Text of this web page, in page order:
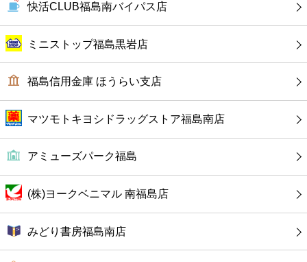
快活CLUB福島南バイパス店
ミニストップ福島黒岩店
福島信用金庫 ほうらい支店
マツモトキヨシドラッグストア福島南店
アミューズパーク福島
(株)ヨークベニマル 南福島店
みどり書房福島南店